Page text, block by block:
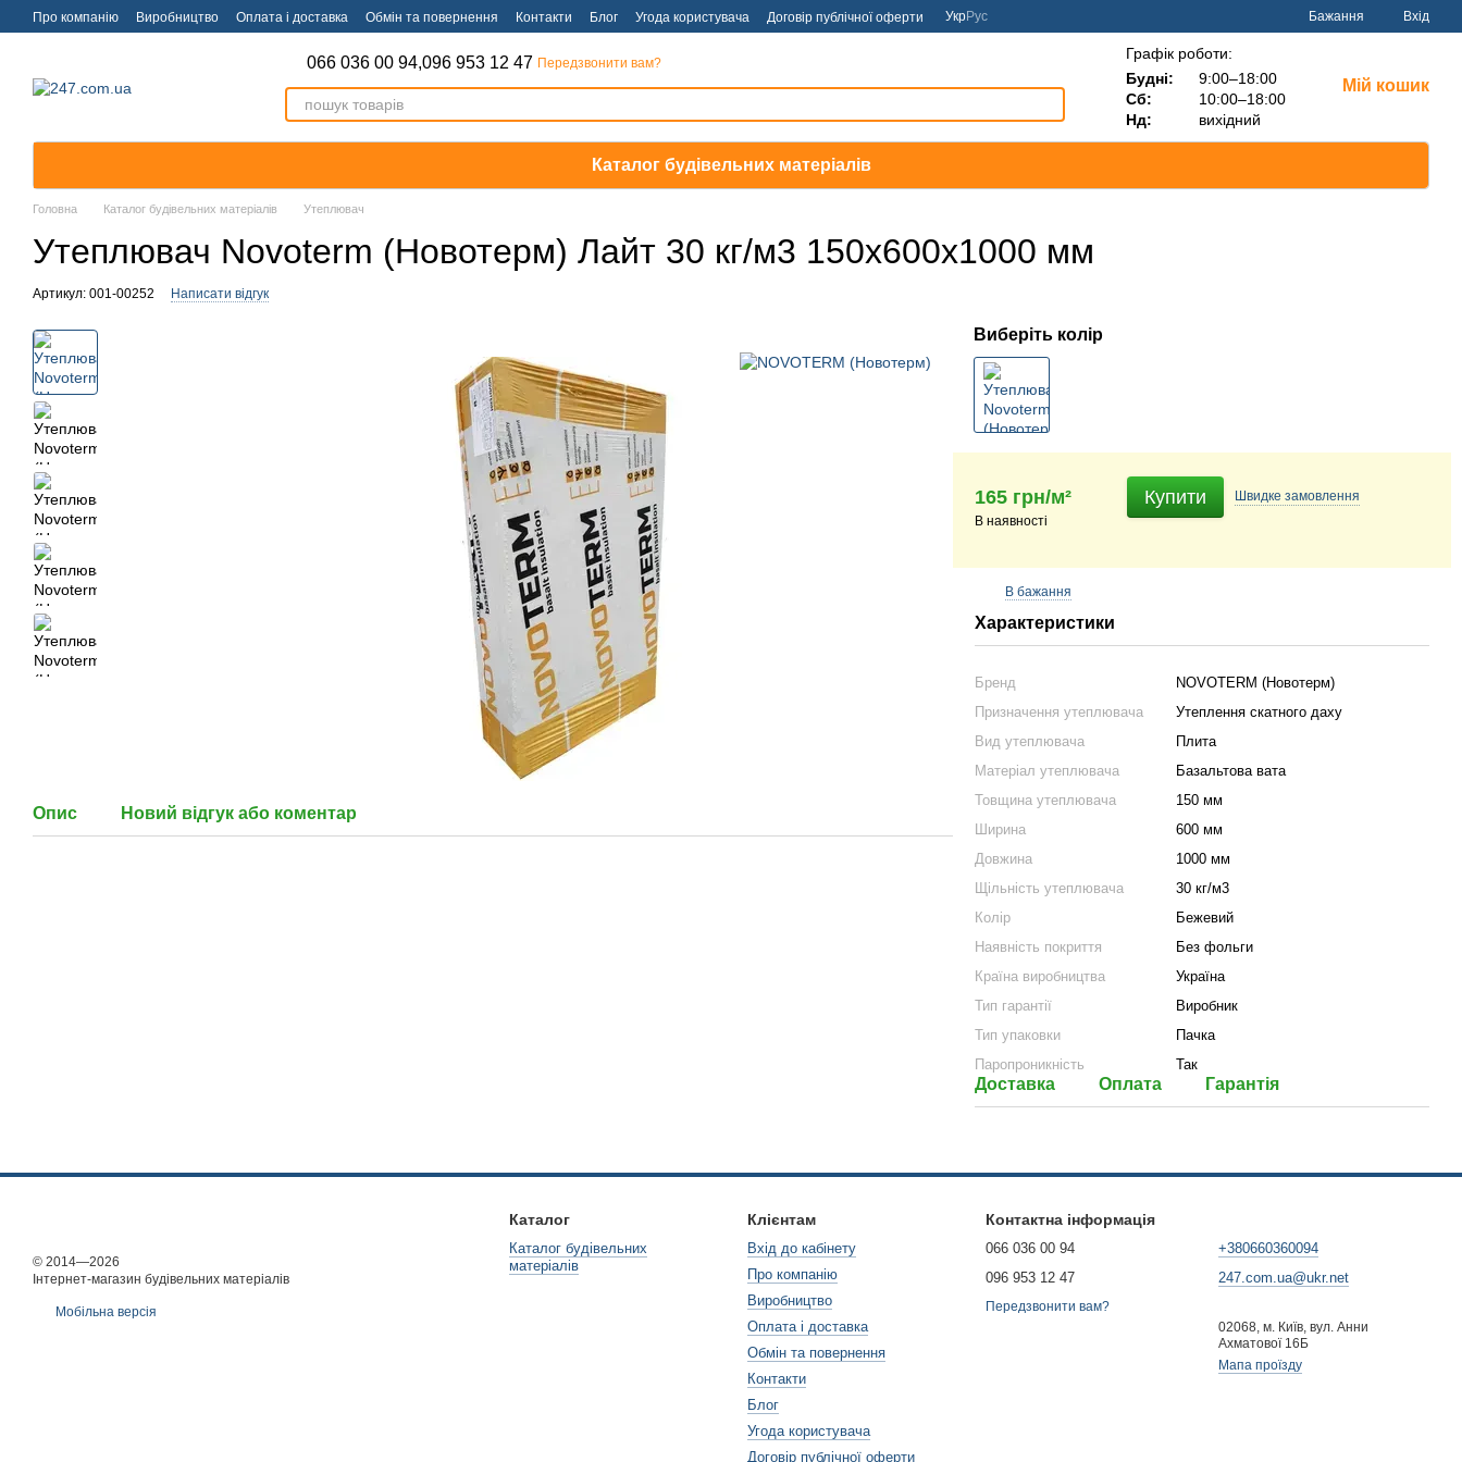
Перейти к основному контенту
Про компанію Виробництво Оплата і доставка Обмін та повернення Контакти Блог Угода користувача Договір публічної оферти УкрРус Бажання Вхід
066 036 00 94,096 953 12 47 Передзвонити вам?
Графік роботи:
Будні:
9:00–18:00
Сб:
10:00–18:00
Нд:
вихідний
Мій кошик
Каталог будівельних матеріалів
Головна Каталог будівельних матеріалів Утеплювач
Утеплювач Novoterm (Новотерм) Лайт 30 кг/м3 150х600х1000 мм
Артикул: 001-00252 Написати відгук
Опис Новий відгук або коментар
Виберіть колір
165 грн/м²
В наявності
Купити Швидке замовлення
В бажання
Характеристики
Бренд
NOVOTERM (Новотерм)
Призначення утеплювача
Утеплення скатного даху
Вид утеплювача
Плита
Матеріал утеплювача
Базальтова вата
Товщина утеплювача
150 мм
Ширина
600 мм
Довжина
1000 мм
Щільність утеплювача
30 кг/м3
Колір
Бежевий
Наявність покриття
Без фольги
Країна виробництва
Україна
Тип гарантії
Виробник
Тип упаковки
Пачка
Паропроникність
Так
Доставка Оплата Гарантія
© 2014—2026
Інтернет-магазин будівельних матеріалів
Мобільна версія
Каталог
Каталог будівельних
матеріалів
Клієнтам
Вхід до кабінету
Про компанію
Виробництво
Оплата і доставка
Обмін та повернення
Контакти
Блог
Угода користувача
Договір публічної оферти
Контактна інформація
066 036 00 94
096 953 12 47
Передзвонити вам?
+380660360094
247.com.ua@ukr.net
02068, м. Київ, вул. Анни
Ахматової 16Б
Мапа проїзду